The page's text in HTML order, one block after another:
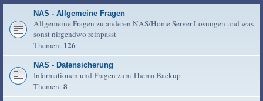
NAS - Allgemeine Fragen
Allgemeine Fragen zu anderen NAS/Home Server Lösungen und was
sonst nirgendwo reinpasst
Themen: 126
NAS - Datensicherung
Informationen und Fragen zum Thema Backup
Themen: 8